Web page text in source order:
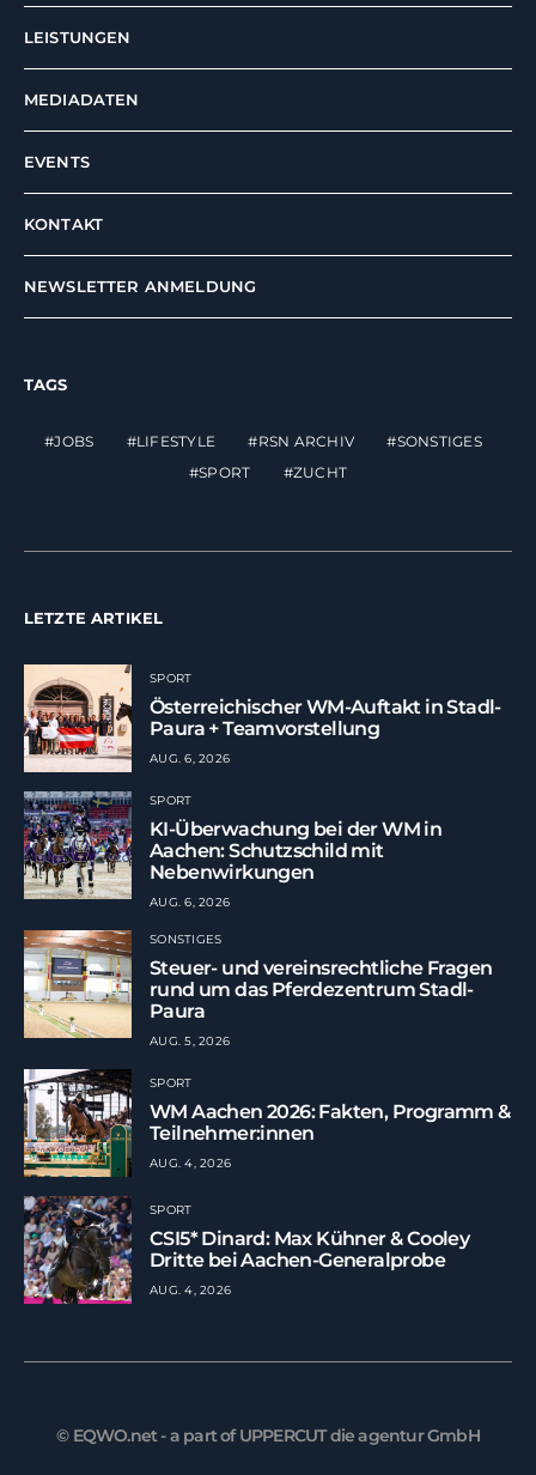
LEISTUNGEN
MEDIADATEN
EVENTS
KONTAKT
NEWSLETTER ANMELDUNG
TAGS
JOBS LIFESTYLE RSN ARCHIV
SONSTIGES
SPORT
ZUCHT
LETZTE ARTIKEL
SPORT
Österreichischer WM-Auftakt in Stadl-
Paura + Teamvorstellung
AUG. 6, 2026
SPORT
KI-Überwachung bei der WM in
Aachen: Schutzschild mit
Nebenwirkungen
AUG. 6, 2026
SONSTIGES
Steuer- und vereinsrechtliche Fragen
rund um das Pferdezentrum Stadl-
Paura
AUG. 5, 2026
SPORT
WM Aachen 2026: Fakten, Programm &
Teilnehmer:innen
AUG. 4, 2026
SPORT
CSI5* Dinard: Max Kühner & Cooley
Dritte bei Aachen-Generalprobe
AUG. 4, 2026
© EQWO.net - a part of UPPERCUT die agentur GmbH